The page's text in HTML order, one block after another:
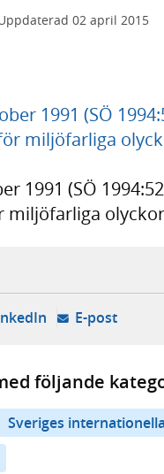
02 april 2015
1991 (SÖ
miljöfarliga
1991 (SÖ
flik, extern webbplats,
i ny flik, extern
- öppnas i ny flik,
E-post-
följande
Sveriges